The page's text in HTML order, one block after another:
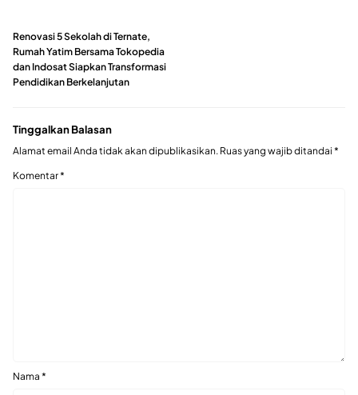
Renovasi 5 Sekolah di Ternate,
Rumah Yatim Bersama Tokopedia
dan Indosat Siapkan Transformasi
Pendidikan Berkelanjutan
Tinggalkan Balasan
Alamat email Anda tidak akan dipublikasikan. Ruas yang wajib ditandai *
Komentar*
Nama *